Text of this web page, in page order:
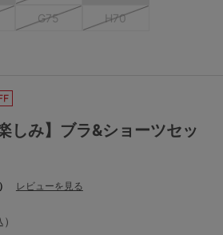
しみ】ブラ&ショーツセッ
レビューを見る
G75
H70